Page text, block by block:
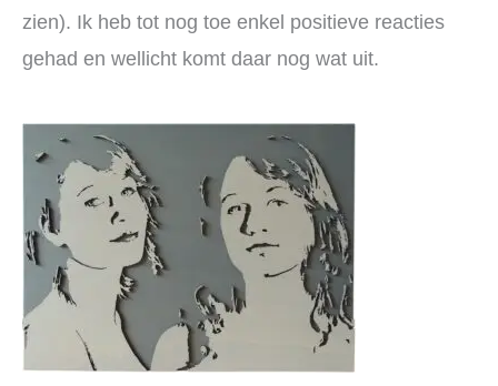
zien). Ik heb tot nog toe enkel positieve reacties
gehad en wellicht komt daar nog wat uit.